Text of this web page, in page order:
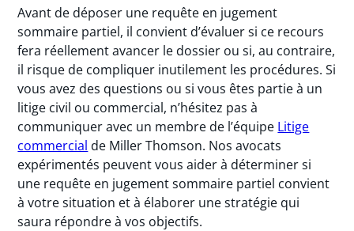
Avant de déposer une requête en jugement
sommaire partiel, il convient d’évaluer si ce recours
fera réellement avancer le dossier ou si, au contraire,
il risque de compliquer inutilement les procédures. Si
vous avez des questions ou si vous êtes partie à un
litige civil ou commercial, n’hésitez pas à
communiquer avec un membre de l’équipe Litige
commercial de Miller Thomson. Nos avocats
expérimentés peuvent vous aider à déterminer si
une requête en jugement sommaire partiel convient
à votre situation et à élaborer une stratégie qui
saura répondre à vos objectifs.